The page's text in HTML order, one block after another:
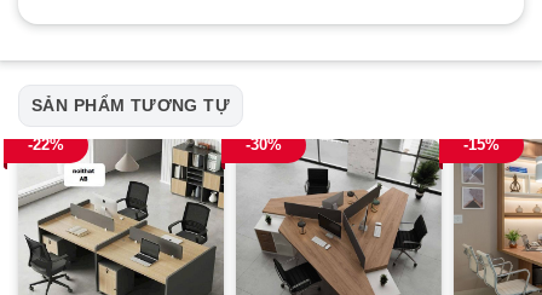
SẢN PHẨM TƯƠNG TỰ
-22% -30% -15%